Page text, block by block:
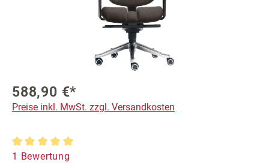
588,90 €*
Preise inkl. MwSt. zzgl. Versandkosten
Durchschnittliche Bewertung von 5 von 5 Sternen
1 Bewertung